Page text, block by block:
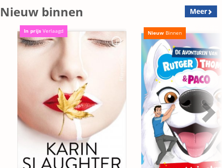
Nieuw binnen Meer
In prijs Verlaagd Nieuw Binnen